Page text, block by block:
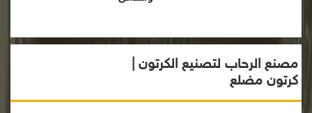
مصنع الرحاب لتصنيع الكرتون |
كرتون مضلع